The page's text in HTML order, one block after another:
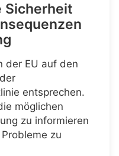
Sicherheit
der EU auf den
entsprechen.
möglichen
zu informieren
zu